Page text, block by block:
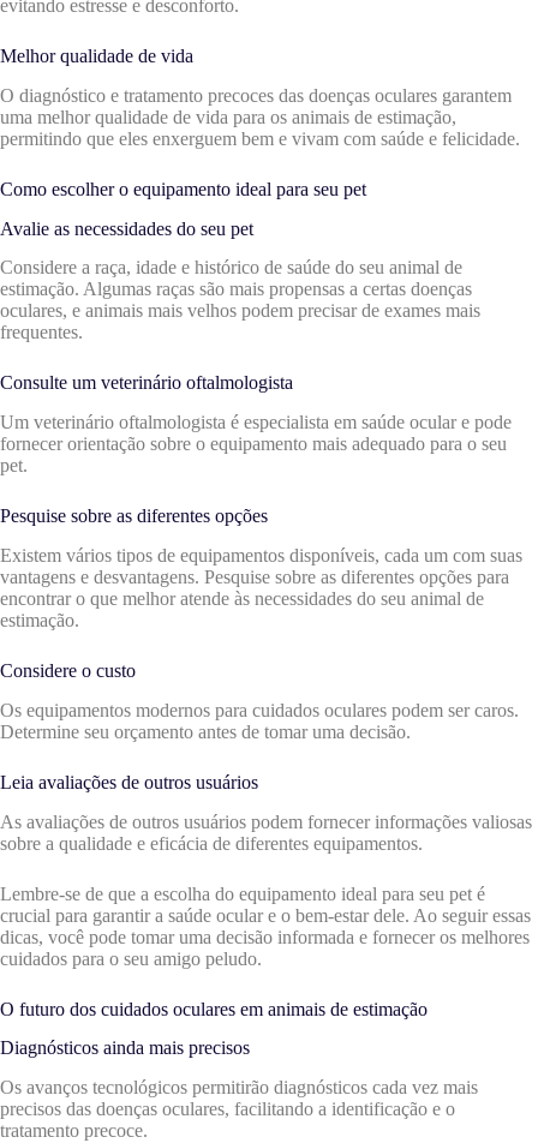
evitando estresse e desconforto.
Melhor qualidade de vida
O diagnóstico e tratamento precoces das doenças oculares garantem
uma melhor qualidade de vida para os animais de estimação,
permitindo que eles enxerguem bem e vivam com saúde e felicidade.
Como escolher o equipamento ideal para seu pet
Avalie as necessidades do seu pet
Considere a raça, idade e histórico de saúde do seu animal de
estimação. Algumas raças são mais propensas a certas doenças
oculares, e animais mais velhos podem precisar de exames mais
frequentes.
Consulte um veterinário oftalmologista
Um veterinário oftalmologista é especialista em saúde ocular e pode
fornecer orientação sobre o equipamento mais adequado para o seu
pet.
Pesquise sobre as diferentes opções
Existem vários tipos de equipamentos disponíveis, cada um com suas
vantagens e desvantagens. Pesquise sobre as diferentes opções para
encontrar o que melhor atende às necessidades do seu animal de
estimação.
Considere o custo
Os equipamentos modernos para cuidados oculares podem ser caros.
Determine seu orçamento antes de tomar uma decisão.
Leia avaliações de outros usuários
As avaliações de outros usuários podem fornecer informações valiosas
sobre a qualidade e eficácia de diferentes equipamentos.
Lembre-se de que a escolha do equipamento ideal para seu pet é
crucial para garantir a saúde ocular e o bem-estar dele. Ao seguir essas
dicas, você pode tomar uma decisão informada e fornecer os melhores
cuidados para o seu amigo peludo.
O futuro dos cuidados oculares em animais de estimação
Diagnósticos ainda mais precisos
Os avanços tecnológicos permitirão diagnósticos cada vez mais
precisos das doenças oculares, facilitando a identificação e o
tratamento precoce.